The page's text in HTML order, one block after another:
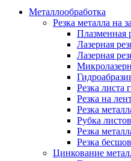
Металлообработка
Резка металла на
Плазменная
Лазерная
Лазерная
Резка листа
Резка на
Резка
Рубка
Резка
Резка
Цинкование